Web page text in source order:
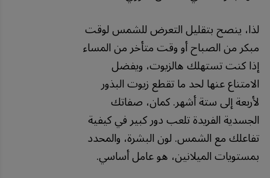
لذا، ينصح بتقليل التعرض للشمس لوقت
مبكر من الصباح أو وقت متأخر من المساء
إذا كنت تستهلك هالزيوت، ويفضل
الامتناع عنها لحد ما تقطع زيوت البذور
لأربعة إلى ستة أشهر. كمان، صفاتك
الجسدية الفريدة تلعب دور كبير في كيفية
تفاعلك مع الشمس. لون البشرة، والمحدد
بمستويات الميلانين، هو عامل أساسي.